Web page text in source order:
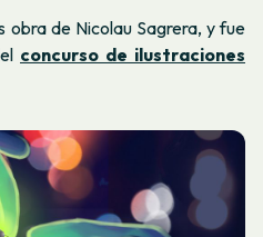
obra de Nicolau Sagrera, y fue
concurso de ilustraciones